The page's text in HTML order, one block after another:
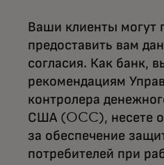
Ваши клиенты могут
предоставить вам
согласия. Как банк,
рекомендациям
контролера
США (OCC), несете
за обеспечение
потребителей при